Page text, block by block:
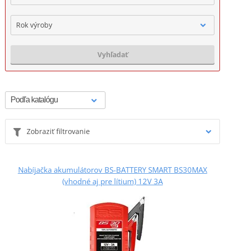
Rok výroby
Vyhľadať
Zobraziť filtrovanie
Nabíjačka akumulátorov BS-BATTERY SMART BS30MAX
(vhodné aj pre lítium) 12V 3A